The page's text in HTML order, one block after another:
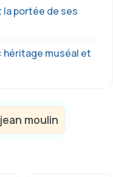
portée de ses
héritage muséal et
jean moulin